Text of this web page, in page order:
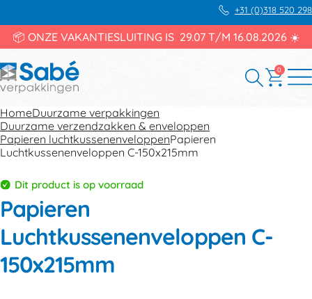
+31 (0)318 520 298
📦 ONZE VAKANTIESLUITING IS 29.07 T/M 16.08.2026 ☀️
0
HomeDuurzame verpakkingen
Duurzame verzendzakken & enveloppen
Papieren luchtkussenenveloppenPapieren
Luchtkussenenveloppen C-150x215mm
Dit product is op voorraad
Papieren
Luchtkussenenveloppen C-
150x215mm